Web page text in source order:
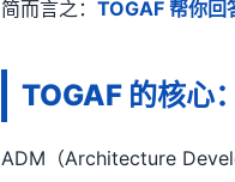
简而言之：TOGAF 帮你回
TOGAF 的核心
ADM（Architecture